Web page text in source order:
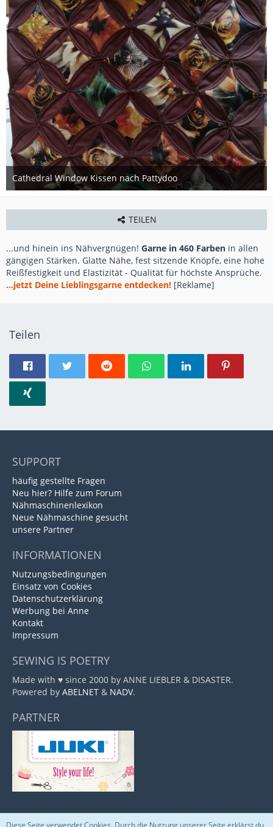
Cathedral Window Kissen nach Pattydoo
10. Februar 2021
TEILEN
...und hinein ins Nähvergnügen! Garne in 460 Farben in allen
gängigen Stärken. Glatte Nähe, fest sitzende Knöpfe, eine hohe
Reißfestigkeit und Elastizität - Qualität für höchste Ansprüche.
...jetzt Deine Lieblingsgarne entdecken! [Reklame]
Teilen
SUPPORT
häufig gestellte Fragen
Neu hier? Hilfe zum Forum
Nähmaschinenlexikon
Neue Nähmaschine gesucht
unsere Partner
INFORMATIONEN
Nutzungsbedingungen
Einsatz von Cookies
Datenschutzerklärung
Werbung bei Anne
Kontakt
Impressum
SEWING IS POETRY
Made with ♥ since 2000 by ANNE LIEBLER & DISASTER.
Powered by ABELNET & NADV.
PARTNER
Diese Seite verwendet Cookies. Durch die Nutzung unserer Seite erklärst du